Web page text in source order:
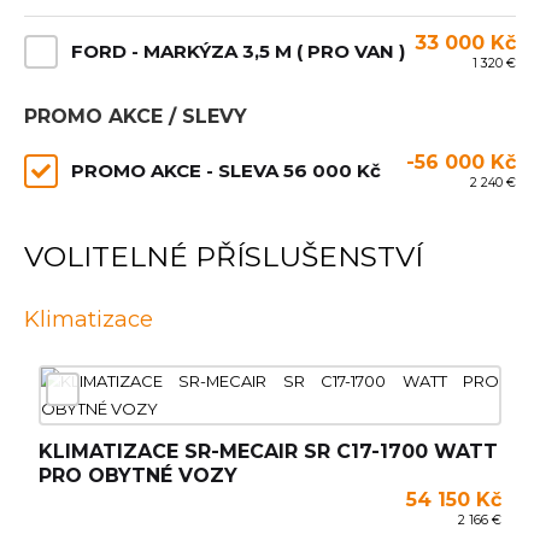
FORD - MARKÝZA 3,5 M ( PRO VAN ) 33 000 Kč
1 320 €
PROMO AKCE / SLEVY
PROMO AKCE - SLEVA 56 000 Kč -56 000 Kč
2 240 €
VOLITELNÉ PŘÍSLUŠENSTVÍ
Klimatizace
KLIMATIZACE SR-MECAIR SR C17-1700 WATT
PRO OBYTNÉ VOZY
54 150 Kč
2 166 €